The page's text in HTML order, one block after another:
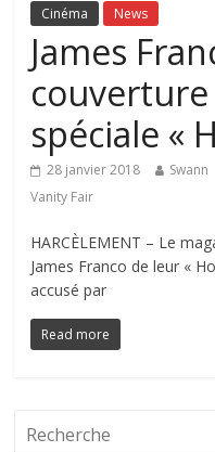
Cinéma News
James
couverture
spéciale «
28 janvier 2018 Swann
Vanity Fair
HARCÈLEMENT – Le
James Franco de leur «
accusé par
Read more